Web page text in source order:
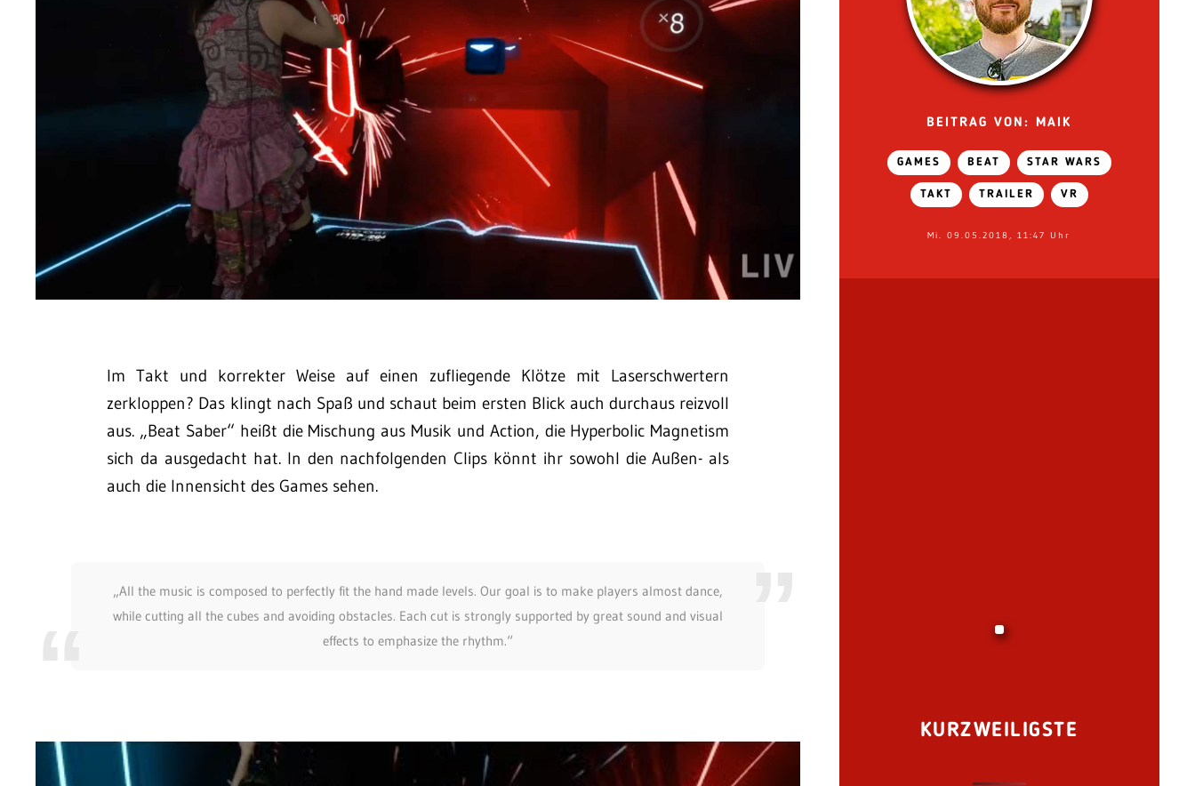
Im Takt und korrekter Weise auf einen zufliegende Klötze mit Laserschwertern
zerkloppen? Das klingt nach Spaß und schaut beim ersten Blick auch durchaus reizvoll
aus. „Beat Saber“ heißt die Mischung aus Musik und Action, die Hyperbolic Magnetism
sich da ausgedacht hat. In den nachfolgenden Clips könnt ihr sowohl die Außen- als
auch die Innensicht des Games sehen.
„All the music is composed to perfectly fit the hand made levels. Our goal is to make players almost dance,
while cutting all the cubes and avoiding obstacles. Each cut is strongly supported by great sound and visual
effects to emphasize the rhythm.“
BEITRAG VON: MAIK
GAMES BEAT STAR WARS
TAKT TRAILER VR
Mi. 09.05.2018, 11:47 Uhr
KURZWEILIGSTE